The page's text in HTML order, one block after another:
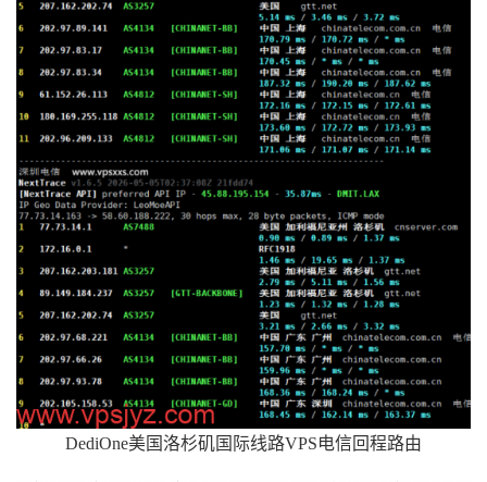
DediOne美国洛杉矶国际线路VPS电信回程路由